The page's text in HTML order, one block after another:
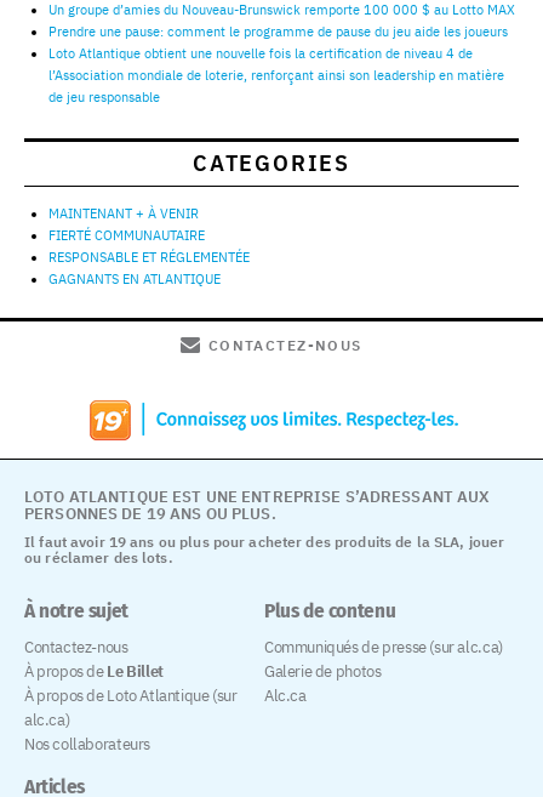
Un groupe d’amies du Nouveau-Brunswick remporte 100 000 $ au Lotto MAX
Prendre une pause: comment le programme de pause du jeu aide les joueurs
Loto Atlantique obtient une nouvelle fois la certification de niveau 4 de
l’Association mondiale de loterie, renforçant ainsi son leadership en matière
de jeu responsable
CATEGORIES
MAINTENANT + À VENIR
FIERTÉ COMMUNAUTAIRE
RESPONSABLE ET RÉGLEMENTÉE
GAGNANTS EN ATLANTIQUE
CONTACTEZ-NOUS
Il faut avoir 19 ans ou plus pour acheter des produits de la SLA, jouer
ou réclamer des lots.
LOTO ATLANTIQUE EST UNE ENTREPRISE S’ADRESSANT AUX
PERSONNES DE 19 ANS OU PLUS.
À notre sujet
Contactez-nous
À propos deLe Billet
À propos de Loto Atlantique (sur
alc.ca)
Nos collaborateurs
Articles
Plus de contenu
Communiqués de presse (sur alc.ca)
Galerie de photos
Alc.ca